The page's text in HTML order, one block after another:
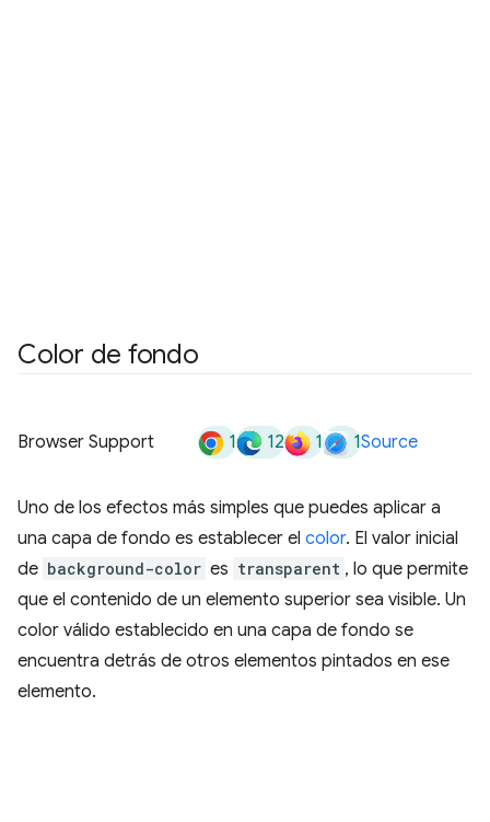
Color de fondo
Browser Support 1 12 1 1Source
Uno de los efectos más simples que puedes aplicar a
una capa de fondo es establecer el color. El valor inicial
de background-color es transparent , lo que permite
que el contenido de un elemento superior sea visible. Un
color válido establecido en una capa de fondo se
encuentra detrás de otros elementos pintados en ese
elemento.